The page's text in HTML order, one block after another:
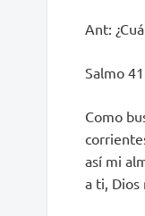
Ant:
Salmo
Como
así mi
a ti, Dios